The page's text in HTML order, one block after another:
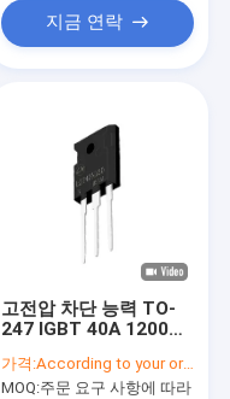
지금 연락
고전압 차단 능력 TO-
247 IGBT 40A 1200V
가격:According to your order requirement
MOQ:주문 요구 사항에 따라